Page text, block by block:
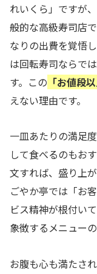
れいくら」ですが
般的な高級寿司店
なりの出費を覚悟
は回転寿司ならで
す。この 「お値段
えない理由です。
一皿あたりの満足
して食べるのもお
文すれば、盛り上
ごやか亭では「お
ビス精神が根付い
象徴するメニュー
お腹も心も満たさ